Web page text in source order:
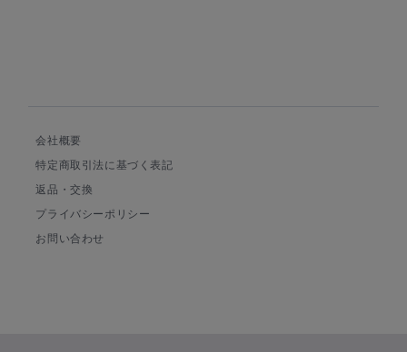
会社概要
特定商取引法に基づく表記
返品・交換
プライバシーポリシー
お問い合わせ